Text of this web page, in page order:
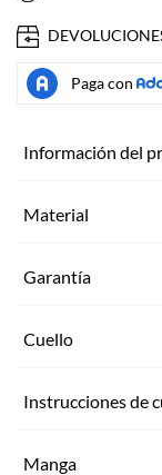
Información del
Material
Garantía
Cuello
Instrucciones de
Manga